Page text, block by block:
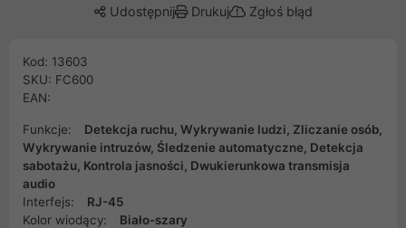
Udostępnij Drukuj Zgłoś błąd
Kod: 13603
SKU: FC600
EAN:
Funkcje:
Detekcja ruchu, Wykrywanie ludzi, Zliczanie osób,
Wykrywanie intruzów, Śledzenie automatyczne, Detekcja
sabotażu, Kontrola jasności, Dwukierunkowa transmisja
audio
Interfejs:
RJ-45
Kolor wiodący:
Biało-szary